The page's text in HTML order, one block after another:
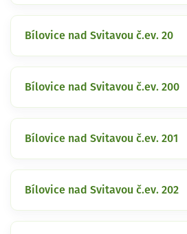
Bílovice nad Svitavou č.ev. 20
Bílovice nad Svitavou č.ev. 200
Bílovice nad Svitavou č.ev. 201
Bílovice nad Svitavou č.ev. 202